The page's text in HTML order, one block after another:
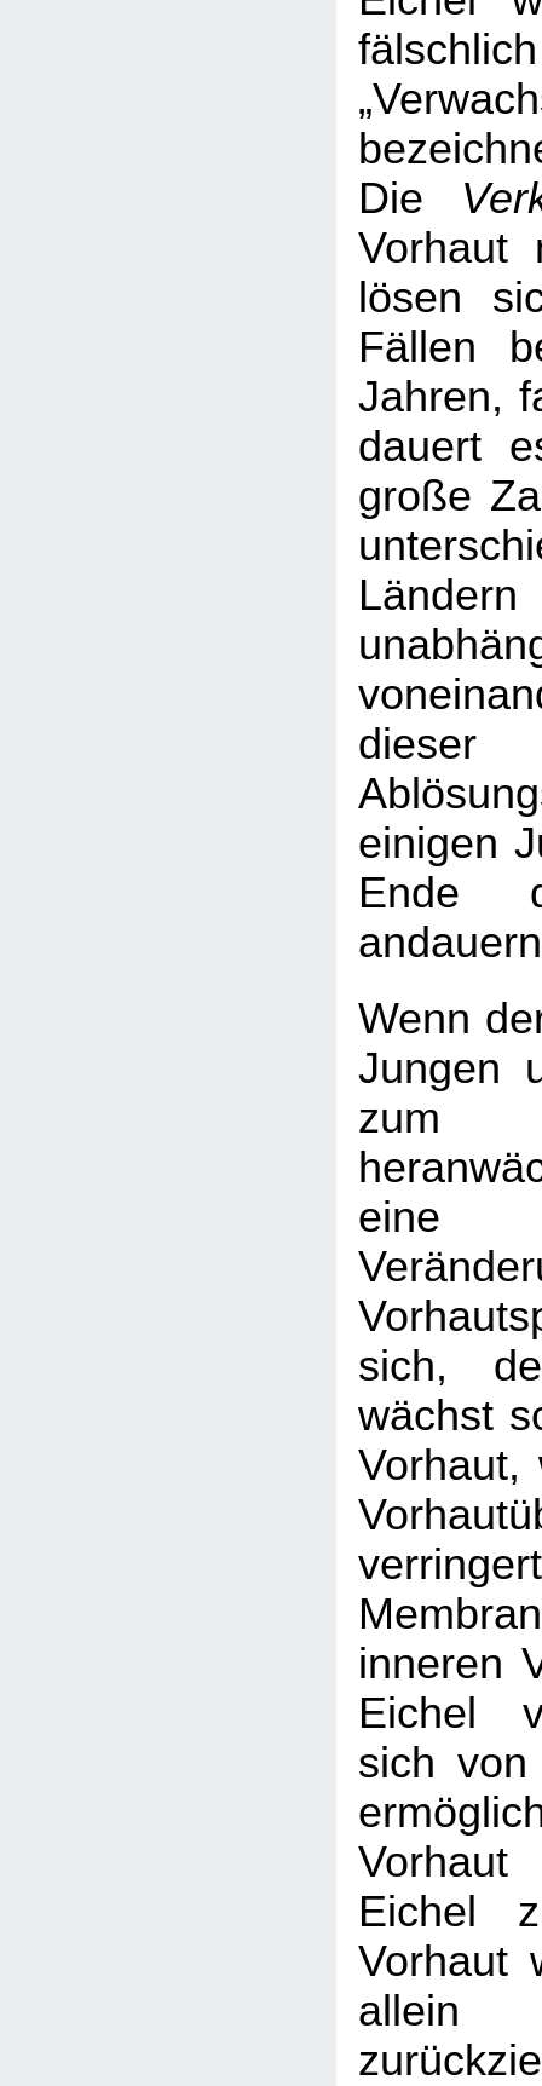
Die
Vorhaut
lösen
Fällen
Jahren,
dauert
große
einigen
Ende
Wenn
Jungen
eine
sich,
wächst
Vorhaut,
inneren
Eichel
sich
Eichel
Vorhaut
allein